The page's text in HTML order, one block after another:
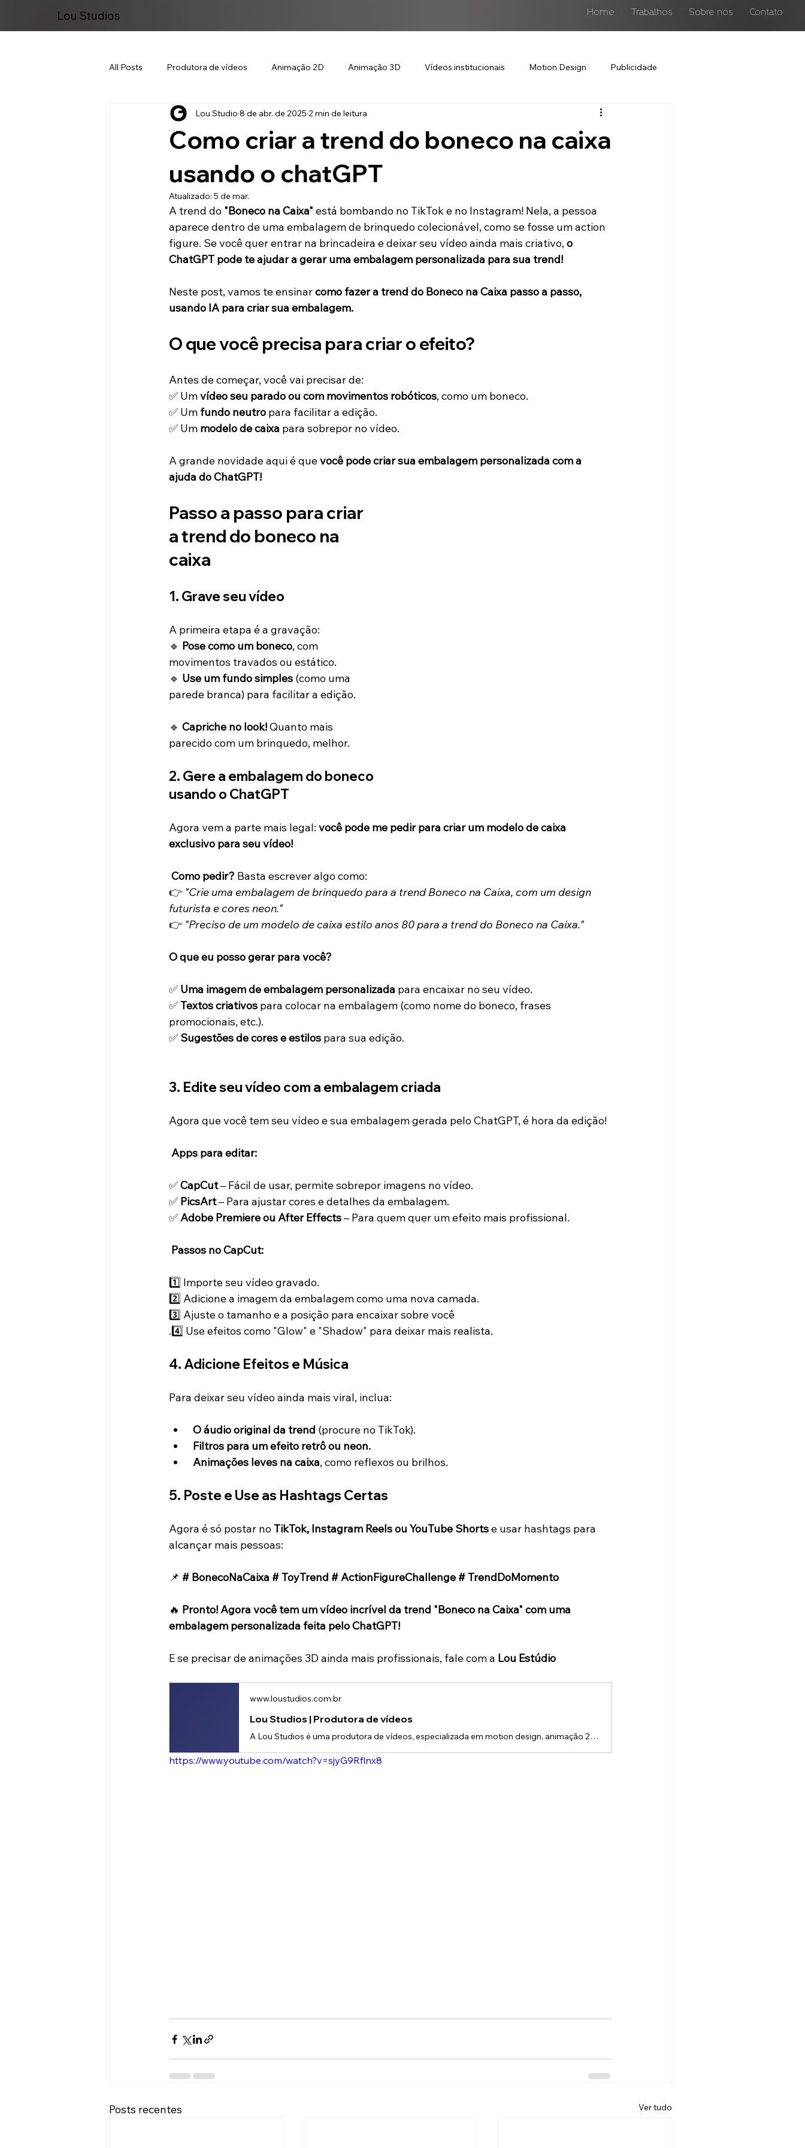
Lou Studios Home Trabalhos Sobre nós Contato
All Posts Produtora de vídeos Animação 2D Animação 3D Vídeos institucionais Motion Design Publicidade
Marketing Digital
Como criar a trend do boneco na caixa
usando o chatGPT
Lou Studio 8 de abr. de 2025 2 min de leitura
Atualizado: 5 de mar.
A trend do "Boneco na Caixa" está bombando no TikTok e no Instagram! Nela, a pessoa
aparece dentro de uma embalagem de brinquedo colecionável, como se fosse um action
figure. Se você quer entrar na brincadeira e deixar seu vídeo ainda mais criativo, o
ChatGPT pode te ajudar a gerar uma embalagem personalizada para sua trend!
Neste post, vamos te ensinar como fazer a trend do Boneco na Caixa passo a passo,
usando IA para criar sua embalagem.
O que você precisa para criar o efeito?
Antes de começar, você vai precisar de:
✅ Um vídeo seu parado ou com movimentos robóticos, como um boneco.
✅ Um fundo neutro para facilitar a edição.
✅ Um modelo de caixa para sobrepor no vídeo.
A grande novidade aqui é que você pode criar sua embalagem personalizada com a
ajuda do ChatGPT!
Passo a passo para criar
a trend do boneco na
caixa
1. Grave seu vídeo
A primeira etapa é a gravação:
🔹 Pose como um boneco, com
movimentos travados ou estático.
🔹 Use um fundo simples (como uma
parede branca) para facilitar a edição.
🔹 Capriche no look! Quanto mais
parecido com um brinquedo, melhor.
2. Gere a embalagem do boneco
usando o ChatGPT
Agora vem a parte mais legal: você pode me pedir para criar um modelo de caixa
exclusivo para seu vídeo!
Como pedir? Basta escrever algo como:
👉 "Crie uma embalagem de brinquedo para a trend Boneco na Caixa, com um design
futurista e cores neon."
👉 "Preciso de um modelo de caixa estilo anos 80 para a trend do Boneco na Caixa."
O que eu posso gerar para você?
✅ Uma imagem de embalagem personalizada para encaixar no seu vídeo.
✅ Textos criativos para colocar na embalagem (como nome do boneco, frases
promocionais, etc.).
✅ Sugestões de cores e estilos para sua edição.
3. Edite seu vídeo com a embalagem criada
Agora que você tem seu vídeo e sua embalagem gerada pelo ChatGPT, é hora da edição!
Apps para editar:
✅ CapCut – Fácil de usar, permite sobrepor imagens no vídeo.
✅ PicsArt – Para ajustar cores e detalhes da embalagem.
✅ Adobe Premiere ou After Effects – Para quem quer um efeito mais profissional.
Passos no CapCut:
1️⃣ Importe seu vídeo gravado.
2️⃣ Adicione a imagem da embalagem como uma nova camada.
3️⃣ Ajuste o tamanho e a posição para encaixar sobre você
.4️⃣ Use efeitos como "Glow" e "Shadow" para deixar mais realista.
4. Adicione Efeitos e Música
Para deixar seu vídeo ainda mais viral, inclua:
O áudio original da trend (procure no TikTok).
Filtros para um efeito retrô ou neon.
Animações leves na caixa, como reflexos ou brilhos.
5. Poste e Use as Hashtags Certas
Agora é só postar no TikTok, Instagram Reels ou YouTube Shorts e usar hashtags para
alcançar mais pessoas:
📌 # BonecoNaCaixa # ToyTrend # ActionFigureChallenge # TrendDoMomento
🔥 Pronto! Agora você tem um vídeo incrível da trend "Boneco na Caixa" com uma
embalagem personalizada feita pelo ChatGPT!
E se precisar de animações 3D ainda mais profissionais, fale com a Lou Estúdio
www.loustudios.com.br
Lou Studios | Produtora de vídeos
A Lou Studios é uma produtora de vídeos, especializada em motion design, animação 2D e 3D. Temos o vídeo certo para suas redes sociais!
https://www.youtube.com/watch?v=sjyG9Rflnx8
Posts recentes Ver tudo